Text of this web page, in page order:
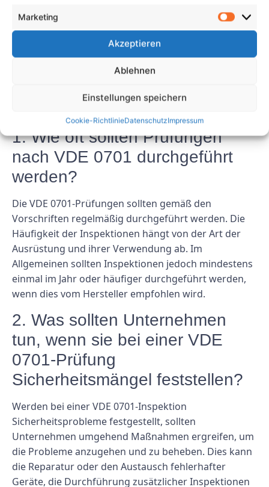
Marketing
Akzeptieren
Ablehnen
Einstellungen speichern
Cookie-RichtlinieDatenschutzImpressum
Nichtdurchführung regelmäßiger Inspektionen,
Missachtung von Warnschildern und Verwendung
ungeeigneter Werkzeuge können Unternehmen
Vorschriften entspricht.
1. Wie oft sollten Prüfungen
nach VDE 0701 durchgeführt
werden?
Die VDE 0701-Prüfungen sollten gemäß den
Vorschriften regelmäßig durchgeführt werden. Die
Häufigkeit der Inspektionen hängt von der Art der
Ausrüstung und ihrer Verwendung ab. Im
Allgemeinen sollten Inspektionen jedoch mindestens
einmal im Jahr oder häufiger durchgeführt werden,
wenn dies vom Hersteller empfohlen wird.
2. Was sollten Unternehmen
tun, wenn sie bei einer VDE
0701-Prüfung
Sicherheitsmängel feststellen?
Werden bei einer VDE 0701-Inspektion
Sicherheitsprobleme festgestellt, sollten
Unternehmen umgehend Maßnahmen ergreifen, um
die Probleme anzugehen und zu beheben. Dies kann
die Reparatur oder den Austausch fehlerhafter
Geräte, die Durchführung zusätzlicher Inspektionen